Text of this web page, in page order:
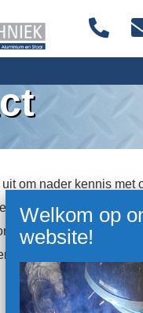
ons
om nader kennis met
prijsopgave? Wij
u! Als u ons wilt
afspraak. Hieronder